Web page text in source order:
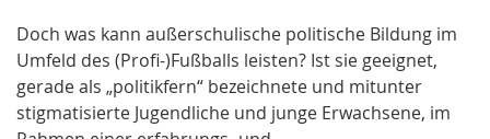
Doch was kann außerschulische politische Bildung im
Umfeld des (Profi-)Fußballs leisten? Ist sie geeignet,
gerade als „politikfern“ bezeichnete und mitunter
stigmatisierte Jugendliche und junge Erwachsene, im